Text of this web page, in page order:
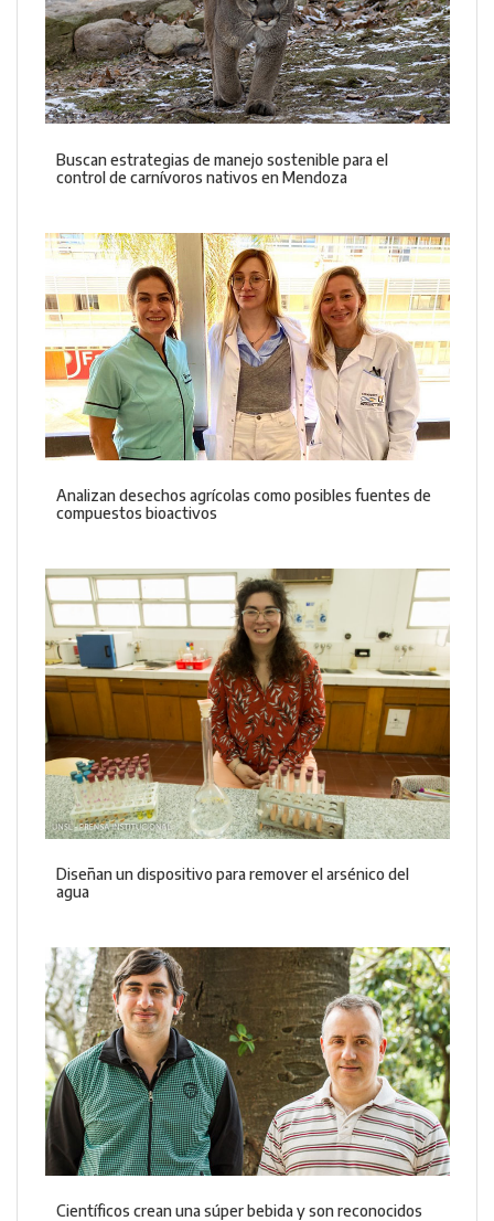
Buscan estrategias de manejo sostenible para el
control de carnívoros nativos en Mendoza
Analizan desechos agrícolas como posibles fuentes de
compuestos bioactivos
Diseñan un dispositivo para remover el arsénico del
agua
Científicos crean una súper bebida y son reconocidos